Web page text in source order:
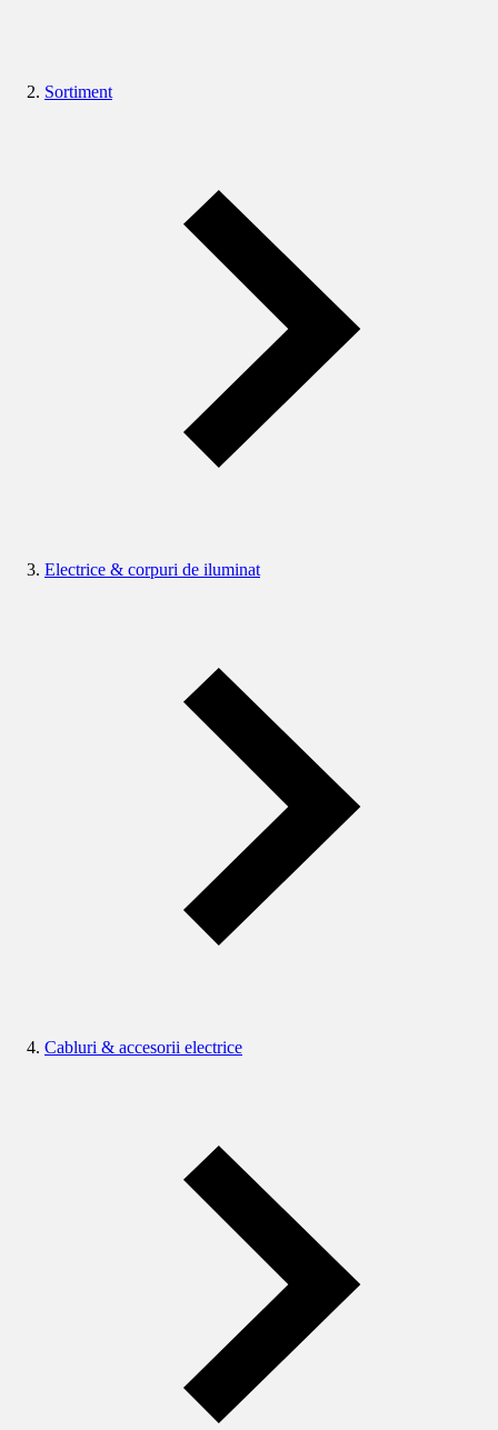
Sortiment
Electrice & corpuri de iluminat
Cabluri & accesorii electrice